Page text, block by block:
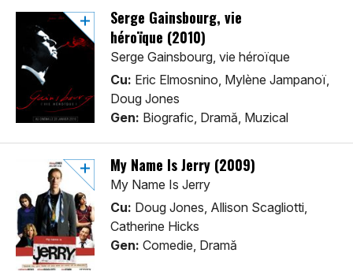
Serge Gainsbourg, vie
héroïque (2010)
Serge Gainsbourg, vie héroïque
Cu: Eric Elmosnino, Mylène Jampanoï,
Doug Jones
Gen: Biografic, Dramă, Muzical
My Name Is Jerry (2009)
My Name Is Jerry
Cu: Doug Jones, Allison Scagliotti,
Catherine Hicks
Gen: Comedie, Dramă